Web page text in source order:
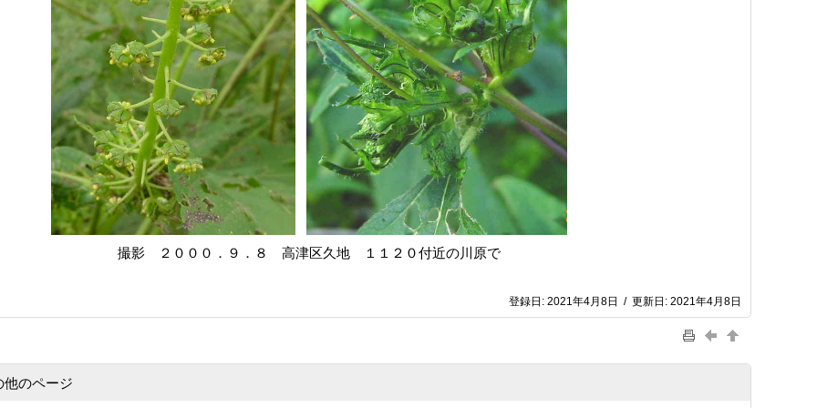
撮影 ２０００．９．８ 高津区久地 １１２０付近の川原で
登録日: 2021年4月8日 / 更新日: 2021年4月8日
他のページ